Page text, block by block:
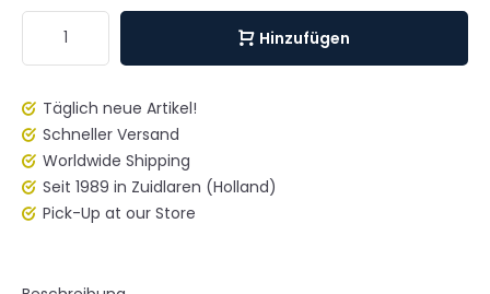
Hinzufügen
Täglich neue Artikel!
Schneller Versand
Worldwide Shipping
Seit 1989 in Zuidlaren (Holland)
Pick-Up at our Store